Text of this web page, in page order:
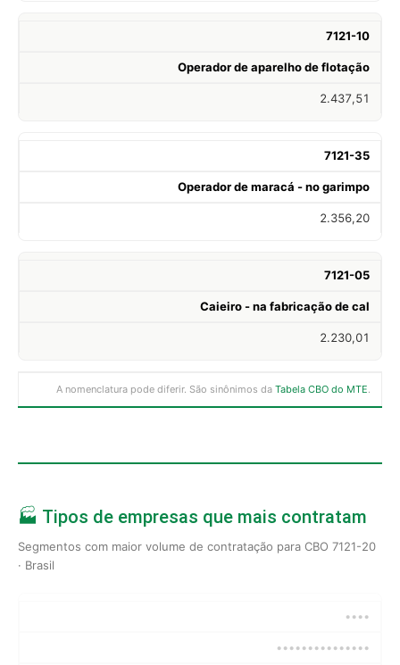
7121-10
Operador de aparelho de flotação
2.437,51
7121-35
Operador de maracá - no garimpo
2.356,20
7121-05
Caieiro - na fabricação de cal
2.230,01
A nomenclatura pode diferir. São sinônimos da Tabela CBO do MTE.
🏭 Tipos de empresas que mais contratam
Segmentos com maior volume de contratação para CBO 7121-20
· Brasil
••••
•••••••••••••••